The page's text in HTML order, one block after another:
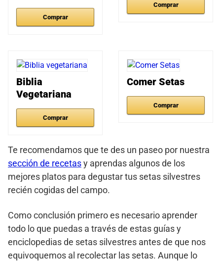
Comprar
Comprar
Biblia
Vegetariana
Comprar
Comer Setas
Comprar
Te recomendamos que te des un paseo por nuestra
sección de recetasy aprendas algunos de los
mejores platos para degustar tus setas silvestres
recién cogidas del campo.
Como conclusión primero es necesario aprender
todo lo que puedas a través de estas guías y
enciclopedias de setas silvestres antes de que nos
equivoquemos al recolectar las setas. Aunque lo